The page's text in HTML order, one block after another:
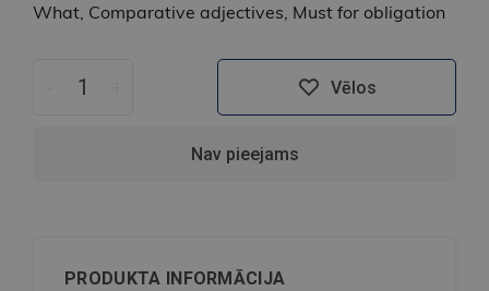
What, Comparative adjectives, Must for obligation
Vēlos
Nav pieejams
PRODUKTA INFORMĀCIJA